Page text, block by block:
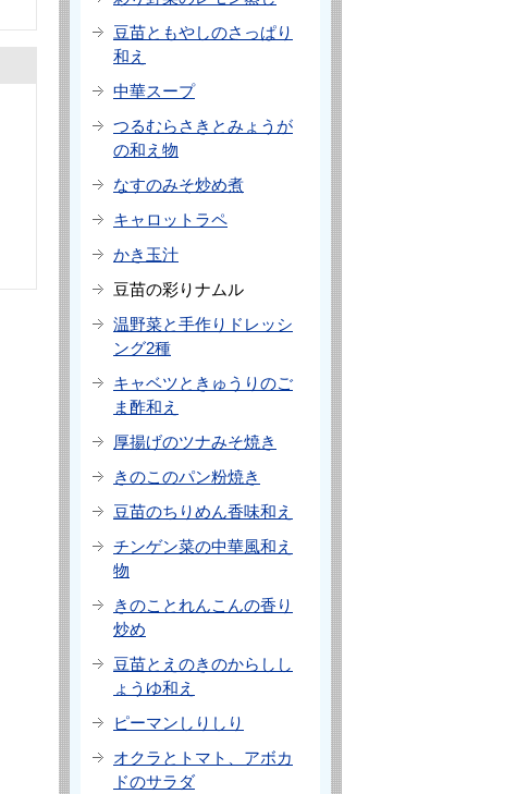
豆苗ともやしのさっぱり
和え
中華スープ
つるむらさきとみょうが
の和え物
なすのみそ炒め煮
キャロットラペ
かき玉汁
豆苗の彩りナムル
温野菜と手作りドレッシ
ング2種
キャベツときゅうりのご
ま酢和え
厚揚げのツナみそ焼き
きのこのパン粉焼き
豆苗のちりめん香味和え
チンゲン菜の中華風和え
物
きのことれんこんの香り
炒め
豆苗とえのきのからしし
ょうゆ和え
ピーマンしりしり
オクラとトマト、アボカ
ドのサラダ